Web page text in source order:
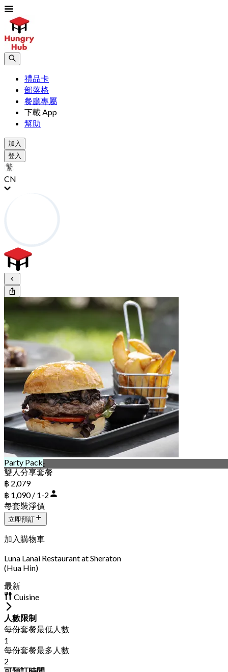
禮品卡
部落格
餐廳專屬
下載 App
幫助
加入
登入
CN
16 days left
Party Pack
雙人分享套餐
฿ 2,079
฿ 1,090 / 1-2
每套裝淨價
立即預訂
加入購物車
Luna Lanai Restaurant at Sheraton
(Hua Hin)
最新
Cuisine
人數限制
每份套餐最低人數
1
每份套餐最多人數
2